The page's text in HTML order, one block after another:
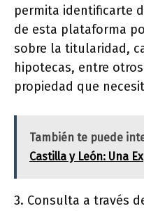
permita identificarte
de esta plataforma
sobre la titularidad,
hipotecas, entre
propiedad que
También te puede
Castilla y León: Una
3. Consulta a través